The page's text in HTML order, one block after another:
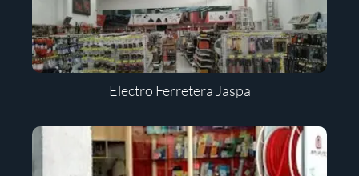
Electro Ferretera Jaspa